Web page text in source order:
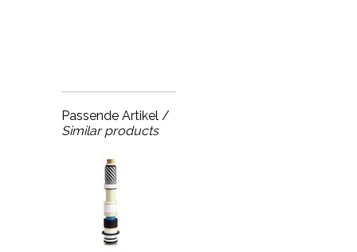
Passende Artikel /
Similar products